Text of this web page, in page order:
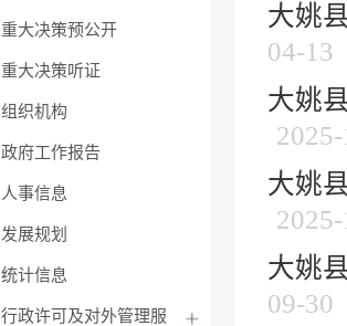
重大决策预公开
重大决策听证
组织机构
政府工作报告
人事信息
发展规划
统计信息
行政许可及对外管理服
大姚
04-13
大姚
大姚
大姚
09-30